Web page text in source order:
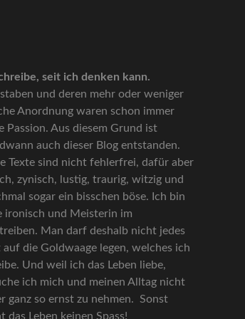
seit ich denken kann.
und deren mehr oder weniger
Anordnung waren schon immer
Passion. Aus diesem Grund ist
auch dieser Blog entstanden.
Texte sind nicht fehlerfrei, dafür aber
zynisch, lustig, traurig, witzig und
sogar ein bisschen böse. Ich bin
ironisch und Meisterin im
Man darf deshalb nicht jedes
die Goldwaage legen, welches ich
Und weil ich das Leben liebe,
ich mich und meinen Alltag nicht
ganz so ernst zu nehmen. Sonst
das Leben keinen Spass!